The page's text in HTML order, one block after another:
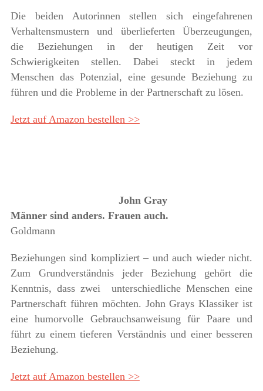
Die beiden Autorinnen stellen sich eingefahrenen
Verhaltensmustern und überlieferten Überzeugungen,
die Beziehungen in der heutigen Zeit vor
Schwierigkeiten stellen. Dabei steckt in jedem
Menschen das Potenzial, eine gesunde Beziehung zu
führen und die Probleme in der Partnerschaft zu lösen.
Jetzt auf Amazon bestellen >>
John Gray
Männer sind anders. Frauen auch.
Goldmann
Beziehungen sind kompliziert – und auch wieder nicht.
Zum Grundverständnis jeder Beziehung gehört die
Kenntnis, dass zwei unterschiedliche Menschen eine
Partnerschaft führen möchten. John Grays Klassiker ist
eine humorvolle Gebrauchsanweisung für Paare und
führt zu einem tieferen Verständnis und einer besseren
Beziehung.
Jetzt auf Amazon bestellen >>